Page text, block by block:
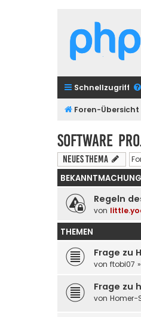
Schnellzugriff
Foren-Übersicht
Software
Neues Thema
Regeln
von
THEMEN
Frage zu
von ftobi07
Frage zu
von Homer-